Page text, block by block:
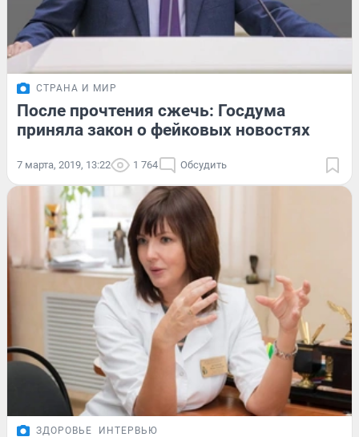
СТРАНА И МИР
После прочтения сжечь: Госдума
приняла закон о фейковых новостях
7 марта, 2019, 13:22 1 764 Обсудить
ЗДОРОВЬЕ ИНТЕРВЬЮ